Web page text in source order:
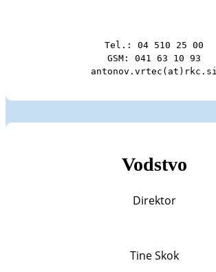
Tel.: 04 510 25 00
GSM: 041 63 10 93
antonov.vrtec(at)rkc.si
Vodstvo
Direktor
Tine Skok